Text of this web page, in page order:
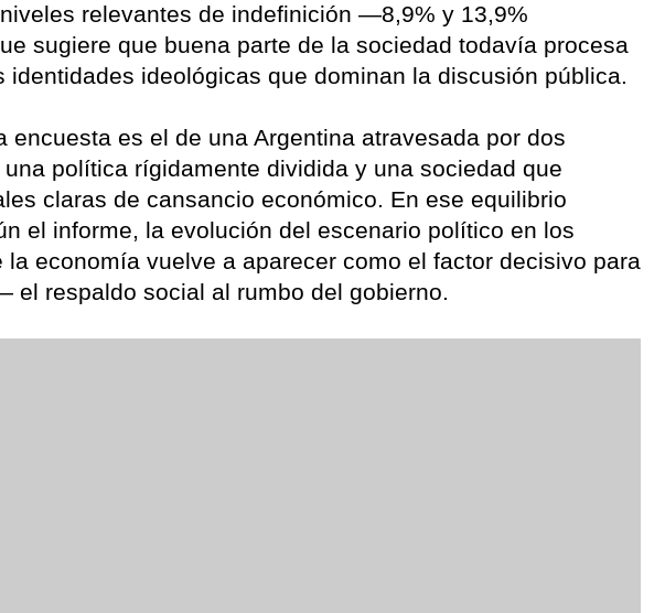
relevantes de indefinición —8,9% y 13,9%
sugiere que buena parte de la sociedad todavía procesa
identidades ideológicas que dominan la discusión pública.
encuesta es el de una Argentina atravesada por dos
política rígidamente dividida y una sociedad que
claras de cansancio económico. En ese equilibrio
el informe, la evolución del escenario político en los
la economía vuelve a aparecer como el factor decisivo para
respaldo social al rumbo del gobierno.